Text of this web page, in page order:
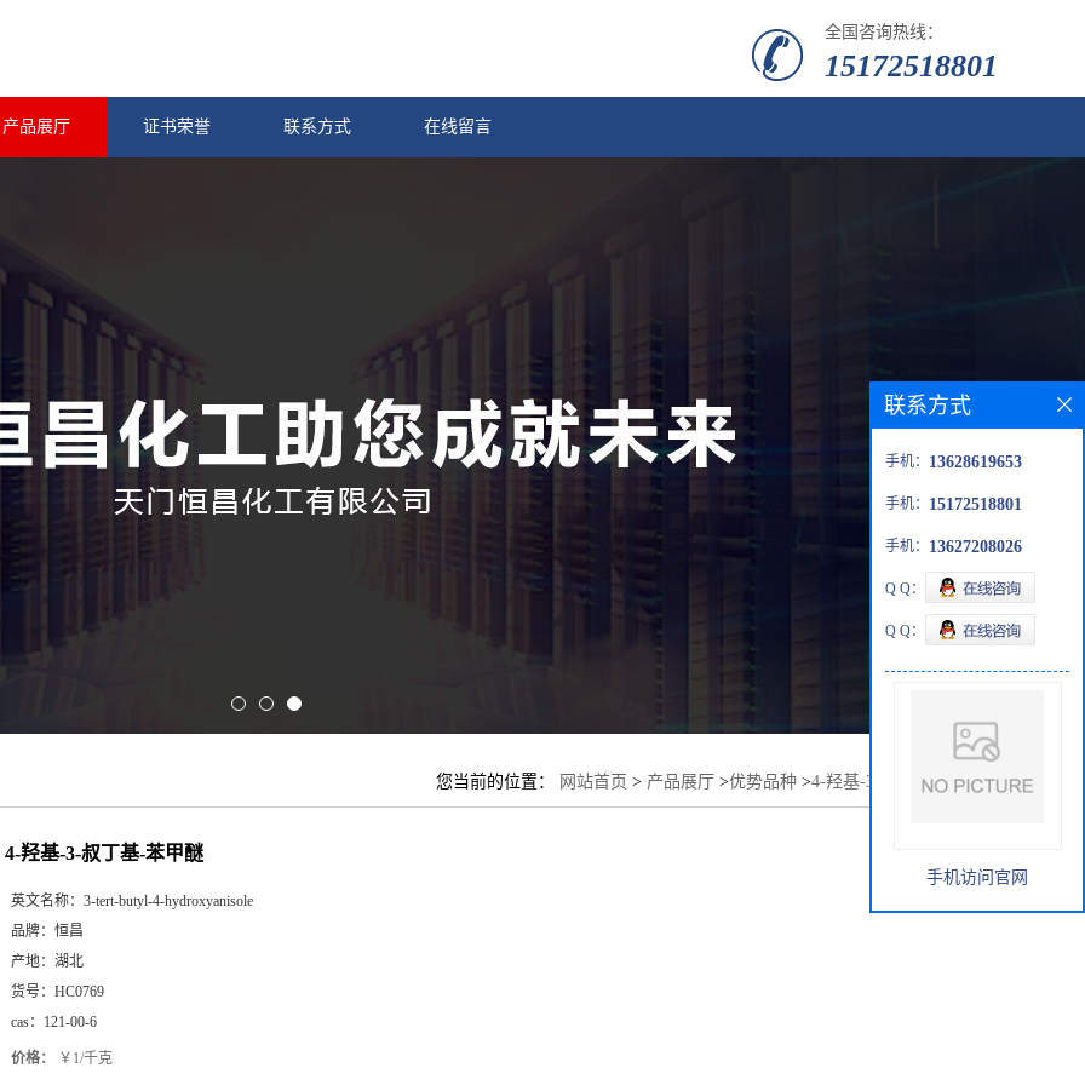
全国咨询热线：
15172518801
产品展厅 证书荣誉 联系方式 在线留言
您当前的位置： 网站首页 > 产品展厅 >优势品种 >4-羟基-3-叔丁基-苯甲醚
4-羟基-3-叔丁基-苯甲醚
英文名称： 3-tert-butyl-4-hydroxyanisole
品牌： 恒昌
产地： 湖北
货号： HC0769
cas： 121-00-6
价格： ￥1/千克
联系方式
手机： 13628619653
手机： 15172518801
手机： 13627208026
Q Q：
Q Q：
手机访问官网